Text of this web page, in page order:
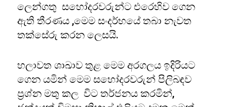
ලෙන්ගතු සහෝදරවරුන්ට එරෙහිව ගෙන
ඇති තීරණය ,මෙම සංදර්භයේ තබා නැවත
තක්සේරු කරන ලෙසයි.
හලාවත ශාඛාව තුළ මෙම අරගලය ඉදිරියට
ගෙන යමින් මෙම සහෝදරවරුන් පිලිබඳව
ප්‍රශ්න මතු කල විට තර්ජනය කරමින්,